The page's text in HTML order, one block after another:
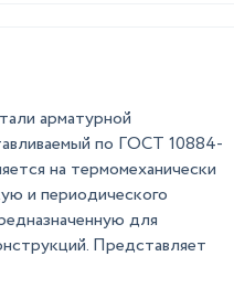
арматурной
по ГОСТ 10884-
на термомеханически
и периодического
для
Представляет